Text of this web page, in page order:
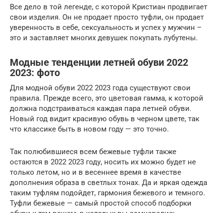
Все дело в той легенде, с которой Кристиан продвигает
свои изделия. Он не продает просто туфли, он продает
уверенность в себе, сексуальность и успех у мужчин –
это и заставляет многих девушек покупать лубутены.
Модные тенденции летней обуви 2022
2023: фото
Для модной обуви 2022 2023 года существуют свои
правила. Прежде всего, это цветовая гамма, к которой
должна подстраиваться каждая пара летней обуви.
Новый год видит красивую обувь в черном цвете, так
что классике быть в новом году — это точно.
Так полюбившиеся всем бежевые туфли также
остаются в 2022 2023 году, носить их можно будет не
только летом, но и в весеннее время в качестве
дополнения образа в светлых тонах. Да и яркая одежда
таким туфлям подойдет, гармония бежевого и темного.
Туфли бежевые — самый простой способ подборки